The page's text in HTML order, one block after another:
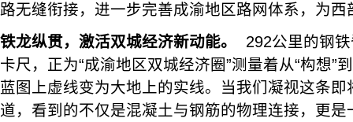
路无缝衔接，进一步完善成渝地区路网体系，为
铁龙纵贯，激活双城经济新动能。
292公里的钢
卡尺，正为“成渝地区双城经济圈”测量着从“构想”
蓝图上虚线变为大地上的实线。当我们凝视这条
道，看到的不仅是混凝土与钢筋的物理连接，更